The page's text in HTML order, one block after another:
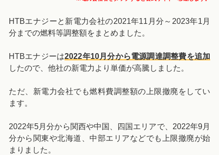
HTBエナジーと新電力会社の2021年11月分～2023年1月
分までの燃料等調整額をまとめました。
HTBエナジーは2022年10月分から電源調達調整費を追加
したので、他社の新電力より単価が高騰しました。
ただ、新電力会社でも燃料費調整額の上限撤廃をしてい
ます。
2022年5月分から関西や中国、四国エリアで、2022年9月
分から関東や北海道、中部エリアなどでも上限撤廃が始
まりました。